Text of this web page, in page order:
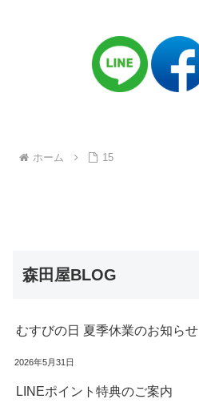
ホーム 15
森田屋BLOG
むすびの日 夏季休業のお知らせ
2026年5月31日
LINEポイント特典のご案内